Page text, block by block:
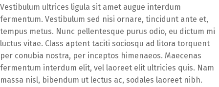
Vestibulum ultrices ligula sit amet augue interdum
fermentum. Vestibulum sed nisi ornare, tincidunt ante et,
tempus metus. Nunc pellentesque purus odio, eu dictum mi
luctus vitae. Class aptent taciti sociosqu ad litora torquent
per conubia nostra, per inceptos himenaeos. Maecenas
fermentum interdum elit, vel laoreet elit ultricies quis. Nam
massa nisl, bibendum ut lectus ac, sodales laoreet nibh.